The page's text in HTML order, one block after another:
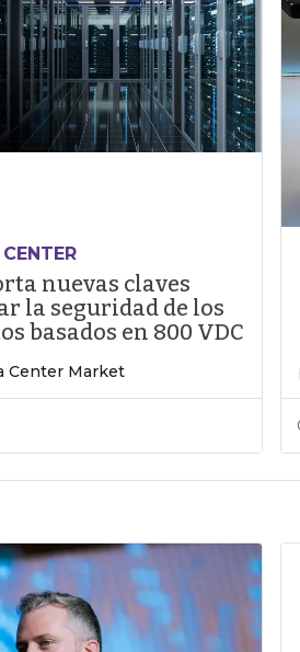
nuevas claves
la seguridad de los
basados en 800 VDC
Center Market